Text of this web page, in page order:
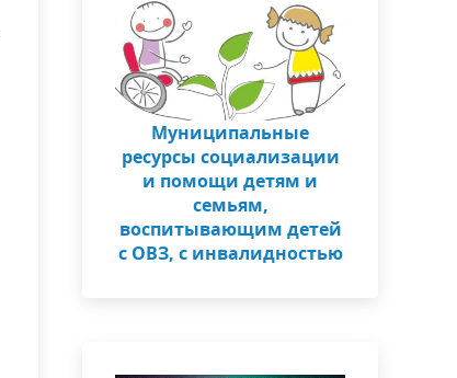
Муниципальные
ресурсы социализации
и помощи детям и
семьям,
воспитывающим детей
с ОВЗ, с инвалидностью